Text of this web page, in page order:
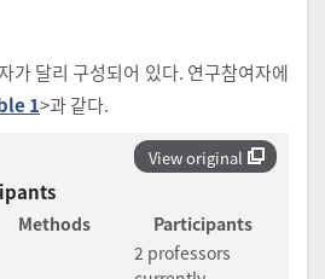
가 달리 구성되어 있다. 연구참여자에
1>과 같다.
View original
Methods
Participants
2 professors